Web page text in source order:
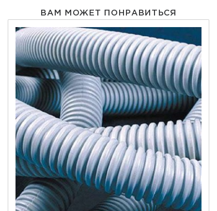
ВАМ МОЖЕТ ПОНРАВИТЬСЯ